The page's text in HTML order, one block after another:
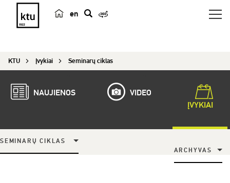
en
e
KTU Įvykiai Seminarų ciklas
NAUJIENOS
VIDEO
ĮVYKIAI
SEMINARŲ CIKLAS
ARCHYVAS